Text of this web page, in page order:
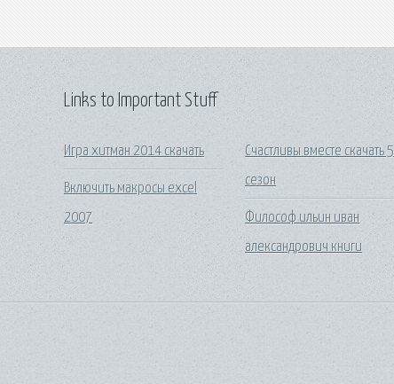
Links to Important Stuff
Игра хитман 2014 скачать
Включить макросы excel
2007
Счастливы вместе скачать 5
сезон
Философ ильин иван
александрович книги